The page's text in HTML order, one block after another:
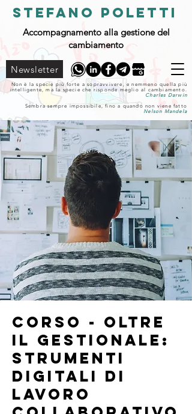
STEFANO POLETTI
Accompagnamento alla gestione del
cambiamento
Newsletter
Non è la specie più forte a sopravvivere, e nemmeno quella più
intelligente, ma la specie che risponde meglio al cambiamento.
Charles Darwin
Sembra sempre impossibile, fino a quando non viene fatto
Nelson Mandela
Corso - Oltre
il gestionale:
strumenti
digitali di
lavoro